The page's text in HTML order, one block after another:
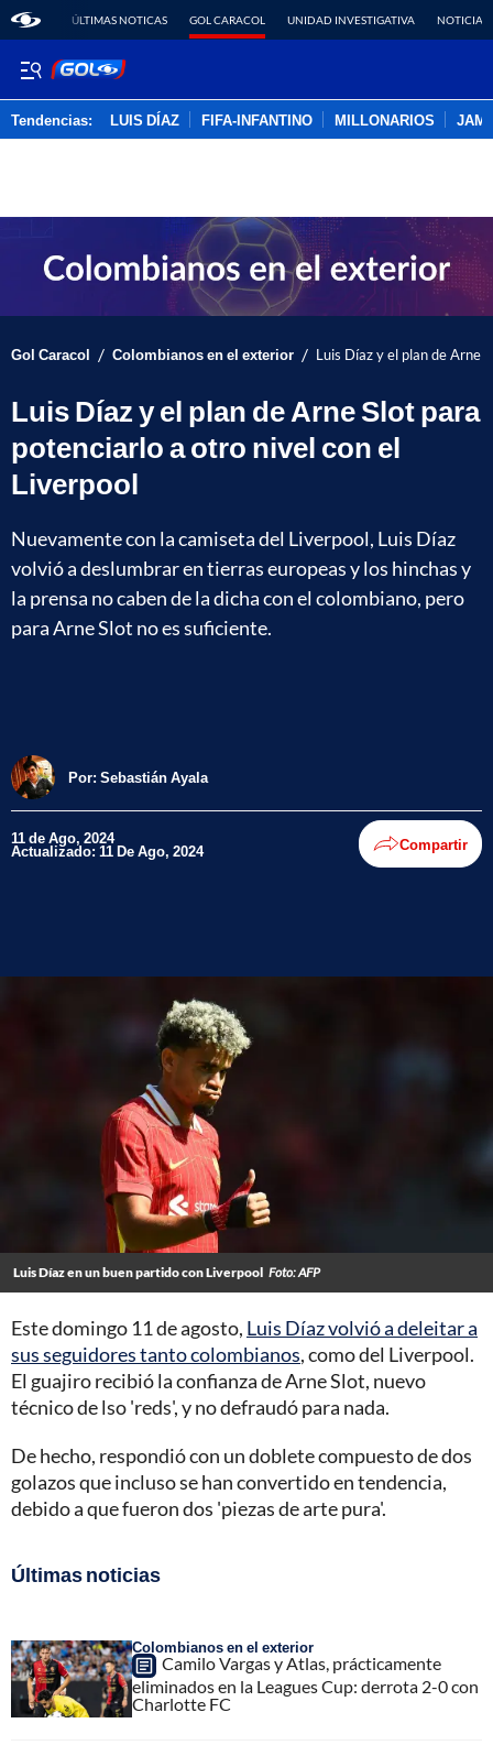
ÚLTIMAS NOTICAS GOL CARACOL UNIDAD INVESTIGATIVA NOTICIAS
Tendencias: LUIS DÍAZ FIFA-INFANTINO MILLONARIOS
Gol Caracol / Colombianos en el exterior / Luis Díaz y el plan de Arne
Luis Díaz y el plan de Arne Slot para
potenciarlo a otro nivel con el
Liverpool
Nuevamente con la camiseta del Liverpool, Luis Díaz
volvió a deslumbrar en tierras europeas y los hinchas y
la prensa no caben de la dicha con el colombiano, pero
para Arne Slot no es suficiente.
Por: Sebastián Ayala
11 de Ago, 2024
Actualizado: 11 De Ago, 2024 Compartir
Luis Díaz en un buen partido con Liverpool Foto: AFP
Este domingo 11 de agosto, Luis Díaz volvió a deleitar a
sus seguidores tanto colombianos, como del Liverpool.
El guajiro recibió la confianza de Arne Slot, nuevo
técnico de lso 'reds', y no defraudó para nada.
De hecho, respondió con un doblete compuesto de dos
golazos que incluso se han convertido en tendencia,
debido a que fueron dos 'piezas de arte pura'.
Últimas noticias
Colombianos en el exterior
Camilo Vargas y Atlas, prácticamente
eliminados en la Leagues Cup: derrota 2-0 con
Charlotte FC